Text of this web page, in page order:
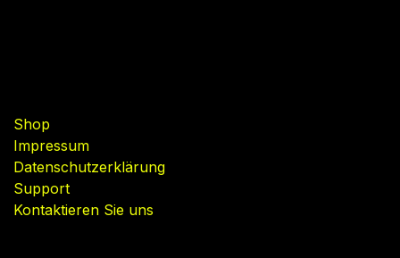
Shop
Impressum
Datenschutzerklärung
Support
Kontaktieren Sie uns